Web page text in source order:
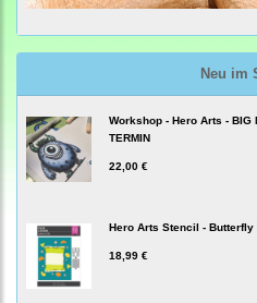
Neu im
Workshop - Hero Arts - BIG
TERMIN
22,00 €
Hero Arts Stencil - Butterfly
18,99 €